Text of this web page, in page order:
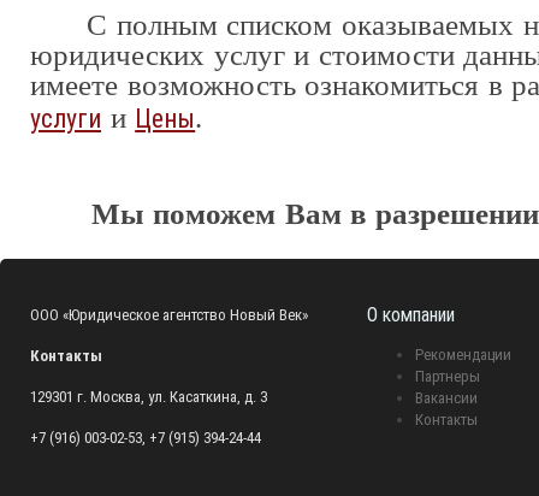
С полным списком оказываемых
юридических услуг и стоимости
имеете возможность ознакомиться в
услуги и Цены.
Мы поможем Вам в
ООО «Юридическое агентство Новый Век»
Контакты
129301 г. Москва, ул. Касаткина, д. 3
+7 (916) 003-02-53, +7 (915) 394-24-44
О компании
Рекомендации
Партнеры
Вакансии
Контакты